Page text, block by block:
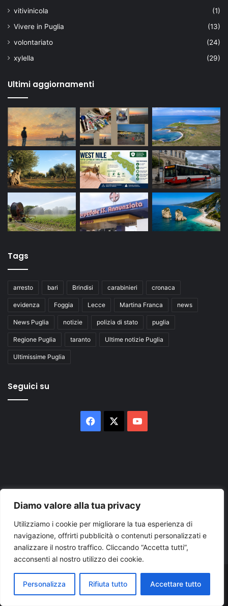
Diamo valore alla tua privacy
Utilizziamo i cookie per migliorare la tua esperienza di
navigazione, offrirti pubblicità o contenuti personalizzati e
analizzare il nostro traffico. Cliccando “Accetta tutti”,
acconsenti al nostro utilizzo dei cookie.
Personalizza Rifiuta tutto Accettare tutto
vitivinicola
(1)
Vivere in Puglia
(13)
volontariato
(24)
xylella
(29)
Ultimi aggiornamenti
Tags
arresto bari Brindisi carabinieri cronaca
evidenza Foggia Lecce Martina Franca news
News Puglia notizie polizia di stato puglia
Regione Puglia taranto Ultime notizie Puglia
Ultimissime Puglia
Seguici su
Facebook
Inserisci
tuo
indirizzo
mail
© Copyright 2026, Tutti i diritti riservati |
© Copyright